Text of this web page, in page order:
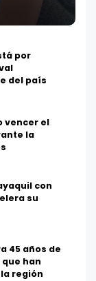
por
del país
vencer el
la
con
su
45 años de
han
región